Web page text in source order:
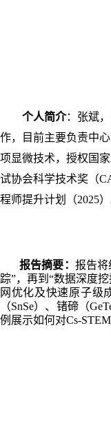
个人简介：张斌
作，目前主要负责中
项显微技术，授权国家
试协会科学技术奖（
程师提升计划（2025）
报告摘要： 报告
踪”，再到“数据深度
网优化及快速原子级
（SnSe）、锗碲（
例展示如何对Cs-STEM